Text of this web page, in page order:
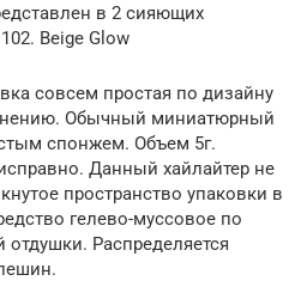
в 2 сияющих
Beige Glow
совсем простая по дизайну
Обычный миниатюрный
спонжем. Объем 5г.
Данный хайлайтер не
пространство упаковки в
гелево-муссовое по
отдушки. Распределяется